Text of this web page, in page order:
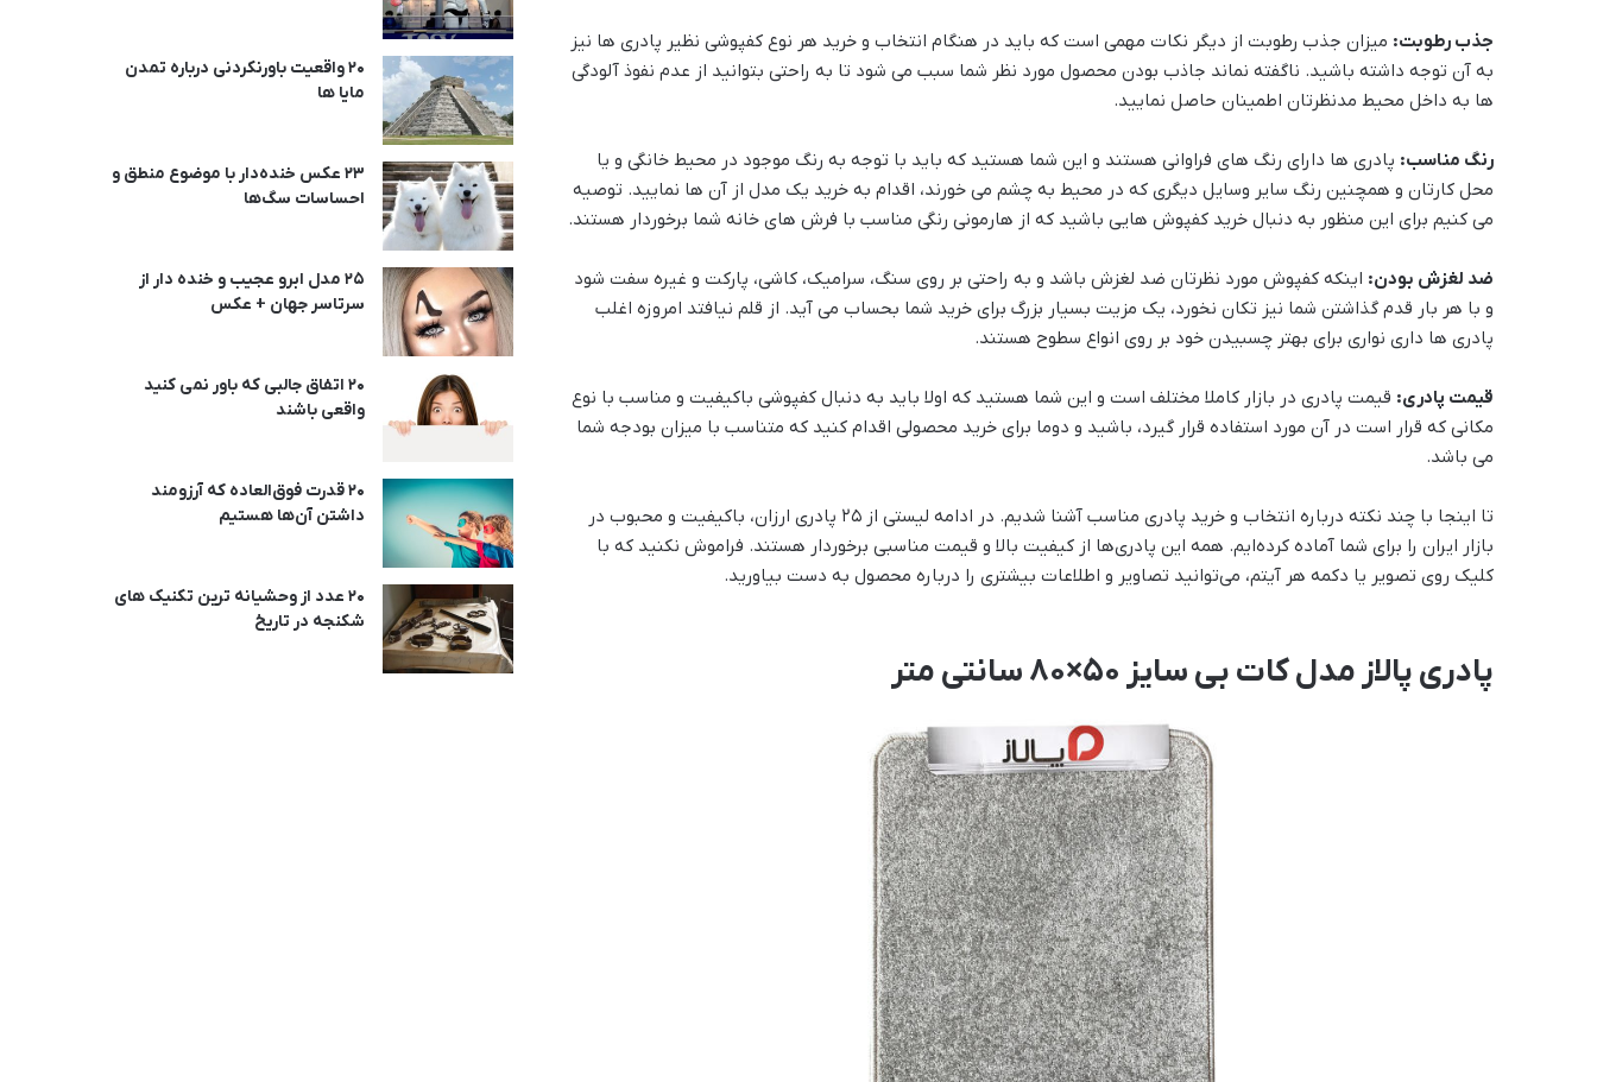
جذب رطوبت: میزان جذب رطوبت از دیگر نکات مهمی است که باید در هنگام انتخاب و خرید هر نوع کفپوشی نظیر پادری ها نیز
به آن توجه داشته باشید. ناگفته نماند جاذب بودن محصول مورد نظر شما سبب می شود تا به راحتی بتوانید از عدم نفوذ آلودگی
ها به داخل محیط مدنظرتان اطمینان حاصل نمایید.
رنگ مناسب: پادری ها دارای رنگ های فراوانی هستند و این شما هستید که باید با توجه به رنگ موجود در محیط خانگی و یا
محل کارتان و همچنین رنگ سایر وسایل دیگری که در محیط به چشم می خورند، اقدام به خرید یک مدل از آن ها نمایید. توصیه
می کنیم برای این منظور به دنبال خرید کفپوش هایی باشید که از هارمونی رنگی مناسب با فرش های خانه شما برخوردار هستند.
ضد لغزش بودن: اینکه کفپوش مورد نظرتان ضد لغزش باشد و به راحتی بر روی سنگ، سرامیک، کاشی، پارکت و غیره سفت شود
و با هر بار قدم گذاشتن شما نیز تکان نخورد، یک مزیت بسیار بزرگ برای خرید شما بحساب می آید. از قلم نیافتد امروزه اغلب
پادری ها داری نواری برای بهتر چسبیدن خود بر روی انواع سطوح هستند.
قیمت پادری: قیمت پادری در بازار کاملا مختلف است و این شما هستید که اولا باید به دنبال کفپوشی باکیفیت و مناسب با نوع
مکانی که قرار است در آن مورد استفاده قرار گیرد، باشید و دوما برای خرید محصولی اقدام کنید که متناسب با میزان بودجه شما
می باشد.
تا اینجا با چند نکته درباره انتخاب و خرید پادری مناسب آشنا شدیم. در ادامه لیستی از ۲۵ پادری ارزان، باکیفیت و محبوب در
بازار ایران را برای شما آماده کرده‌ایم. همه این پادری‌ها از کیفیت بالا و قیمت مناسبی برخوردار هستند. فراموش نکنید که با
کلیک روی تصویر یا دکمه هر آیتم، می‌توانید تصاویر و اطلاعات بیشتری را درباره محصول به دست بیاورید.
پادری پالاز مدل کات بی سایز 50×80 سانتی متر
20 واقعیت باورنکردنی درباره تمدن
مایا ها
23 عکس خنده‌دار با موضوع منطق و
احساسات سگ‌ها
25 مدل ابرو عجیب و خنده دار از
سرتاسر جهان + عکس
20 اتفاق جالبی که باور نمی کنید
واقعی باشند
20 قدرت فوق‌العاده که آرزومند
داشتن آن‌ها هستیم
20 عدد از وحشیانه ترین تکنیک های
شکنجه در تاریخ